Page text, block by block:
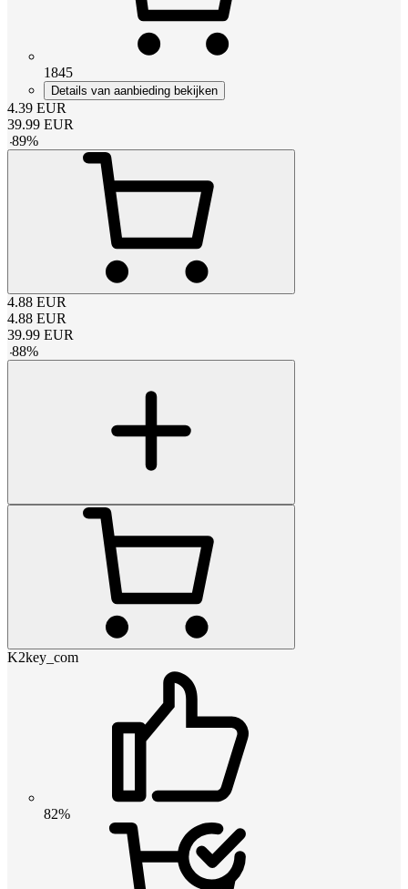
1845
Details van aanbieding bekijken
4.39 EUR
39.99 EUR
-89%
4.88 EUR
4.88 EUR
39.99 EUR
-88%
K2key_com
82%